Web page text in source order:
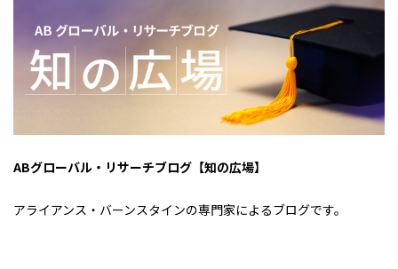
ABグローバル・リサーチブログ【知の広場】
アライアンス・バーンスタインの専門家によるブログです。